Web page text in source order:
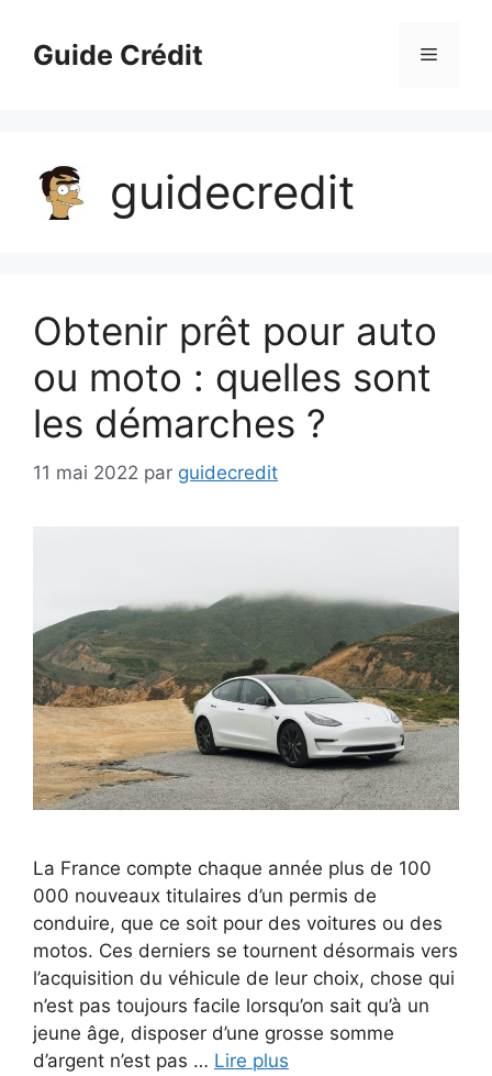
contenuGuide Crédit Menu
guidecredit
Obtenir prêt pour auto
ou moto : quelles sont
les démarches ?
11 mai 2022 par guidecredit
La France compte chaque année plus de 100
000 nouveaux titulaires d’un permis de
conduire, que ce soit pour des voitures ou des
motos. Ces derniers se tournent désormais vers
l’acquisition du véhicule de leur choix, chose qui
n’est pas toujours facile lorsqu’on sait qu’à un
jeune âge, disposer d’une grosse somme
d’argent n’est pas … Lire plus